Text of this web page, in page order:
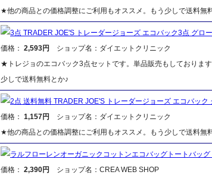
★他の商品との価格調整にご利用もオススメ。もう少しで送料無
3点 TRADER JOE'S トレーダージョーズ エコバック3点 グロ
価格： 2,593円
ショップ名：ダイエットクリニック
★トレジョのエコバック3点セットです。単品販売もしておりま
少しで送料無料とか♪
2点 送料無料 TRADER JOE'S トレーダージョーズ エコバッ
価格： 1,157円
ショップ名：ダイエットクリニック
★他の商品との価格調整にご利用もオススメ。もう少しで送料無
ラルフローレンオーガニックコットンエコバッグトートバッ
価格： 2,390円 ショップ名：CREA WEB SHOP